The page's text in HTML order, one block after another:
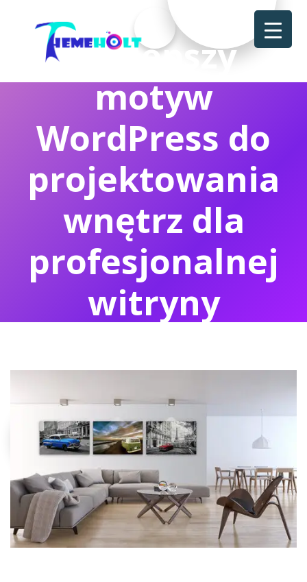
Najlepszy
motyw
WordPress do
projektowania
wnętrz dla
profesjonalnej
witryny